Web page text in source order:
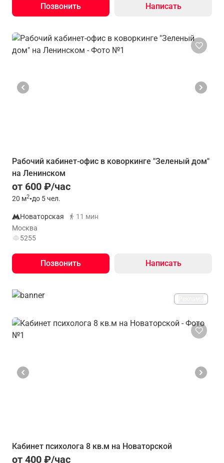
Позвонить Написать
Рабочий кабинет-офис в коворкинге "Зеленый дом"
на Ленинском
от 600 ₽/час
20 м2•до 5 чел.
Новаторская
11 мин
Москва
5255
Позвонить Написать
Кабинет психолога 8 кв.м на Новаторской
от 400 ₽/час